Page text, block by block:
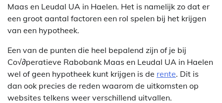
Maas en Leudal UA in Haelen. Het is namelijk zo dat er
een groot aantal factoren een rol spelen bij het krijgen
van een hypotheek.
Een van de punten die heel bepalend zijn of je bij
Co√∂peratieve Rabobank Maas en Leudal UA in Haelen
wel of geen hypotheek kunt krijgen is de rente. Dit is
dan ook precies de reden waarom de uitkomsten op
websites telkens weer verschillend uitvallen.